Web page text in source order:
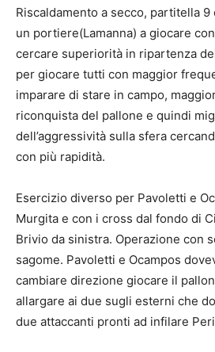
Riscaldamento a secco, partitella
un portiere(Lamanna) a giocare
cercare superiorità in ripartenza
per giocare tutti con maggior
imparare di stare in campo,
riconquista del pallone e quindi
dell’aggressività sulla sfera
con più rapidità.
Esercizio diverso per Pavoletti e
Murgita e con i cross dal fondo di
Brivio da sinistra. Operazione con
sagome. Pavoletti e Ocampos
cambiare direzione giocare il
allargare ai due sugli esterni che
due attaccanti pronti ad infilare